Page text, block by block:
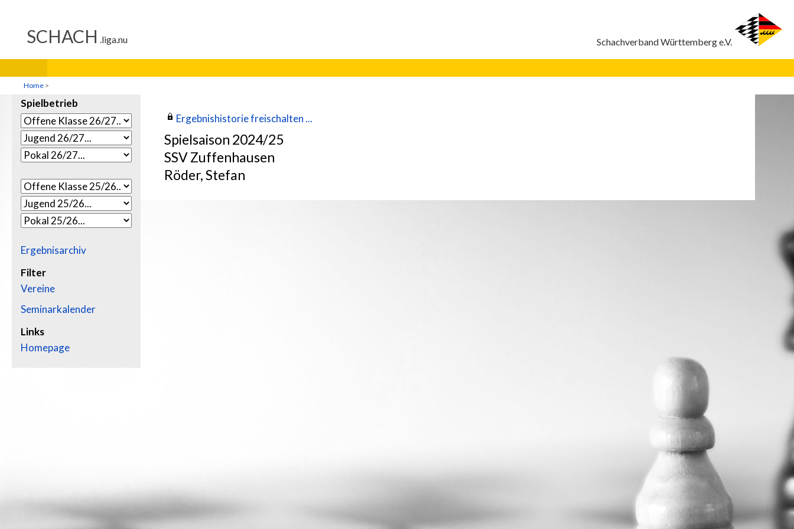
Home >
Spielbetrieb
Ergebnisarchiv
Filter
Vereine
Seminarkalender
Links
Homepage
Ergebnishistorie freischalten ...
Spielsaison 2024/25
SSV Zuffenhausen
Röder, Stefan